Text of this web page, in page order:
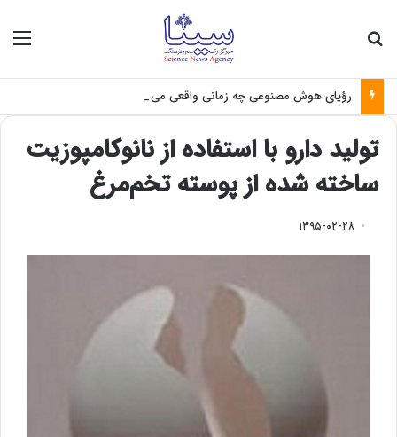
رؤیای هوش مصنوعی چه زمانی واقعی می‌شود؟
تولید دارو با استفاده از نانوکامپوزیت
ساخته شده از پوسته‌ تخم‌مرغ
۱۳۹۵-۰۲-۲۸